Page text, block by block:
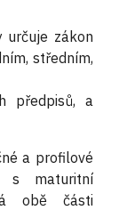
určuje zákon
středním,
předpisů, a
a profilové
s maturitní
obě části